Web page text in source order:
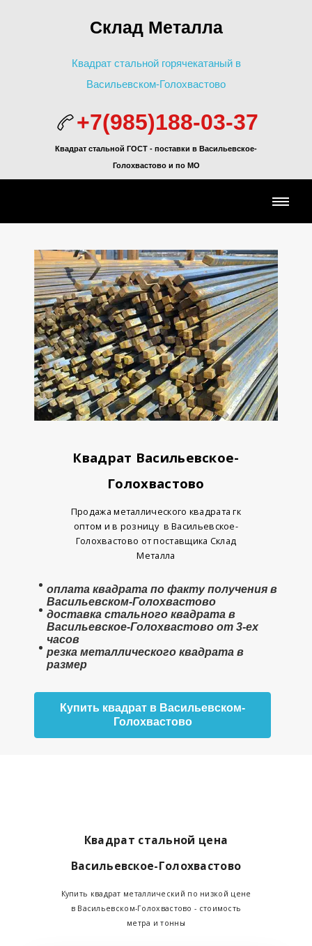
Склад Металла
Квадрат стальной горячекатаный в
Васильевском-Голохвастово
+7(985)188-03-37
Квадрат стальной ГОСТ - поставки в Васильевское-
Голохвастово и по МО
Квадрат Васильевское-
Голохвастово
Продажа металлического квадрата гк
оптом и в розницу в Васильевское-
Голохвастово от поставщика Склад
Металла
оплата квадрата по факту получения в
Васильевском-Голохвастово
доставка стального квадрата в
Васильевское-Голохвастово от 3-ех
часов
резка металлического квадрата в
размер
Купить квадрат в Васильевском-
Голохвастово
Квадрат стальной цена
Васильевское-Голохвастово
Купить квадрат металлический по низкой цене
в Васильевском-Голохвастово - стоимость
метра и тонны